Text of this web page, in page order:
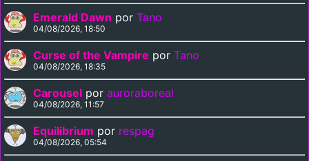
Emerald Dawn por Tano
04/08/2026, 18:50
Curse of the Vampire por Tano
04/08/2026, 18:35
Carousel por auroraboreal
04/08/2026, 11:57
Equilibrium por respag
04/08/2026, 05:54